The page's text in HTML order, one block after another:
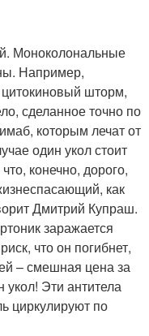
Моноколональные
Например,
шторм,
сделанное точно по
которым лечат от
один укол стоит
конечно, дорого,
как
Дмитрий Купраш.
заражается
что он погибнет,
– смешная цена за
укол! Эти антитела
циркулируют по